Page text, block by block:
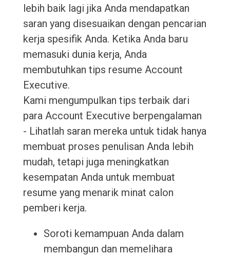
lebih baik lagi jika Anda mendapatkan
saran yang disesuaikan dengan pencarian
kerja spesifik Anda. Ketika Anda baru
memasuki dunia kerja, Anda
membutuhkan tips resume Account
Executive.
Kami mengumpulkan tips terbaik dari
para Account Executive berpengalaman
- Lihatlah saran mereka untuk tidak hanya
membuat proses penulisan Anda lebih
mudah, tetapi juga meningkatkan
kesempatan Anda untuk membuat
resume yang menarik minat calon
pemberi kerja.
Soroti kemampuan Anda dalam
membangun dan memelihara